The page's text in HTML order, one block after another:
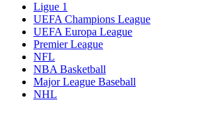
Ligue 1
UEFA Champions League
UEFA Europa League
Premier League
NFL
NBA Basketball
Major League Baseball
NHL